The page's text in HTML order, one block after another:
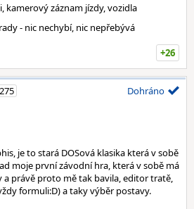
záznam jízdy, vozidla
- nic nechybí, nic nepřebývá
+26
275
Dohráno
je to stará DOSová klasika která v sobě
moje první závodní hra, která v sobě má
a právě proto mě tak bavila, editor tratě,
formuli:D) a taky výběr postavy.